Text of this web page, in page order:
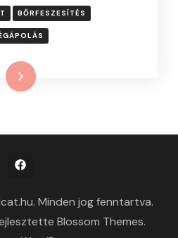
BŐRFESZESÍTÉS
Minden jog fenntartva.
Blossom Themes.